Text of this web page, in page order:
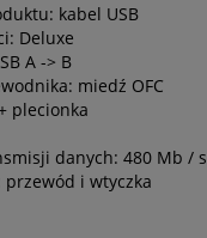
kabel USB
Deluxe
A -> B
miedź OFC
plecionka
danych: 480 Mb / s
przewód i wtyczka